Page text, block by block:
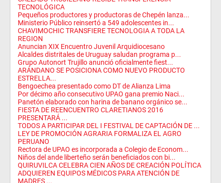
TECNOLÓGICA
Pequeños productores y productoras de Chepén lanza...
Ministerio Público reinsertó a 549 adolescentes in...
CHAVIMOCHIC TRANSFIERE TECNOLOGIA A TODA LA
REGION
Anuncian XIX Encuentro Juvenil Arquidiocesano
Alcaldes distritales de Uruguay saludan programa p...
Grupo Autonort Trujillo anunció oficialmente fiest...
ARÁNDANO SE POSICIONA COMO NUEVO PRODUCTO
ESTRELLA...
Bengoechea presentado como DT de Alianza Lima
Por décimo año consecutivo UPAO gana premio Naci...
Panetón elaborado con harina de banano orgánico se...
FIESTA DE REENCUENTRO CLARETIANOS 2016
PRESENTARÁ ...
TODOS A PARTICIPAR DEL I FESTIVAL DE CAPTACIÓN DE ...
LEY DE PROMOCIÓN AGRARIA FORMALIZA EL AGRO
PERUANO
Rectora de UPAO es incorporada a Colegio de Econom...
Niños del ande liberteño serán beneficiados con bi...
QUIRUVILCA CELEBRA CIEN AÑOS DE CREACIÓN POLÍTICA
ADQUIEREN EQUIPOS MÉDICOS PARA ATENCIÓN DE
MADRES ...